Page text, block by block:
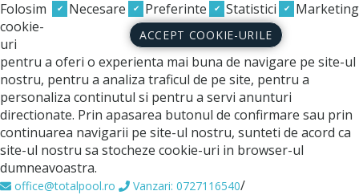
Necesare Preferinte Statistici Marketing
ACCEPT COOKIE-URILE
Folosim
cookie-
uri
pentru a oferi o experienta mai buna de navigare pe site-ul
nostru, pentru a analiza traficul de pe site, pentru a
personaliza continutul si pentru a servi anunturi
directionate. Prin apasarea butonul de confirmare sau prin
continuarea navigarii pe site-ul nostru, sunteti de acord ca
site-ul nostru sa stocheze cookie-uri in browser-ul
dumneavoastra.
office@totalpool.ro Vanzari: 0727116540/